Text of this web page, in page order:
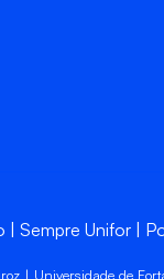
Sempre Unifor
| Universidade de